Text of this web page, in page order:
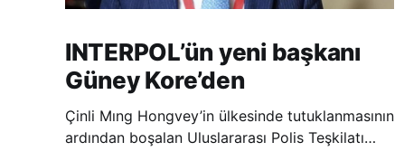
INTERPOL’ün yeni başkanı
Güney Kore’den
Çinli Mıng Hongvey’in ülkesinde tutuklanmasının
ardından boşalan Uluslararası Polis Teşkilatı